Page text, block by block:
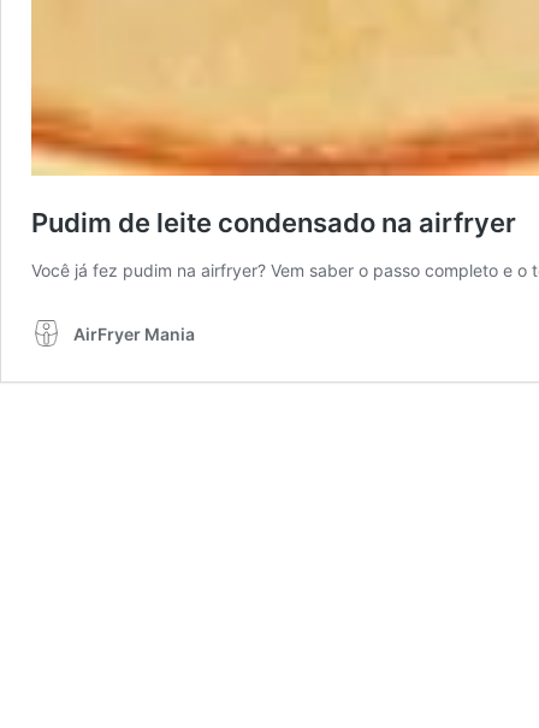
Pudim de leite condensado na airfryer
Você já fez pudim na airfryer? Vem saber o passo completo e
AirFryer Mania